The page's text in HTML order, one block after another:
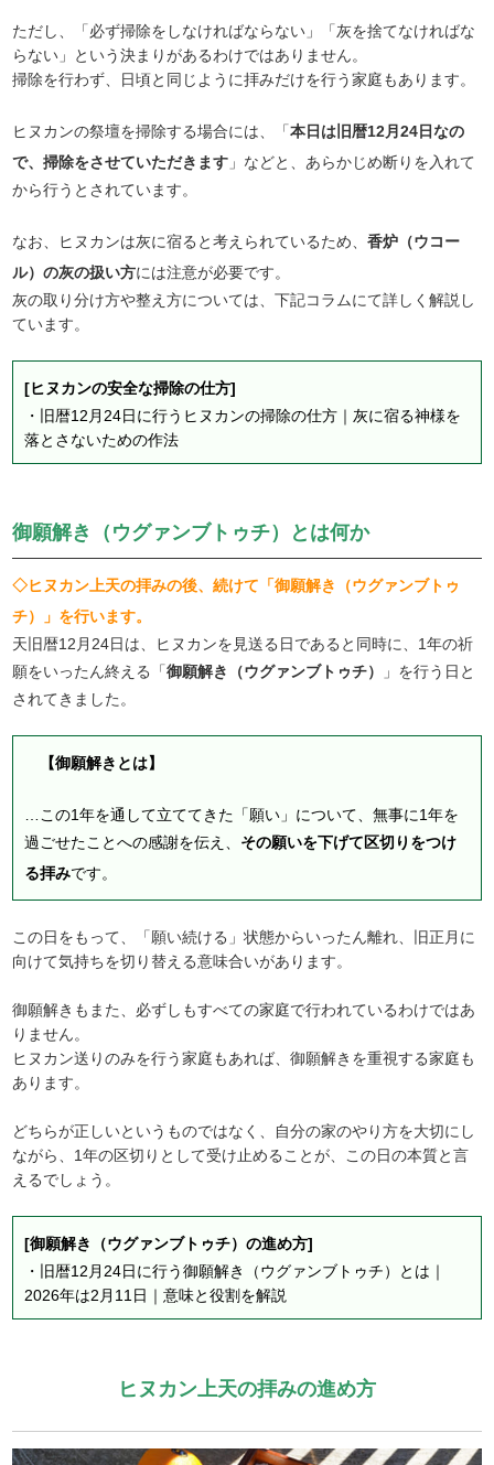
ただし、「必ず掃除をしなければならない」「灰を捨てなければな
らない」という決まりがあるわけではありません。
掃除を行わず、日頃と同じように拝みだけを行う家庭もあります。
ヒヌカンの祭壇を掃除する場合には、「本日は旧暦12月24日なの
で、掃除をさせていただきます 」などと、あらかじめ断りを入れて
から行うとされています。
なお、ヒヌカンは灰に宿ると考えられているため、香炉（ウコー
ル）の灰の扱い方には注意が必要です。
灰の取り分け方や整え方については、下記コラムにて詳しく解説し
ています。
[ヒヌカンの安全な掃除の仕方]
・
旧暦12月24日に行うヒヌカンの掃除の仕方｜灰に宿る神様を
落とさないための作法
御願解き（ウグァンブトゥチ）とは何か
◇ヒヌカン上天の拝みの後、続けて「御願解き（ウグァンブトゥ
チ）」を行います。
天旧暦12月24日は、ヒヌカンを見送る日であると同時に、1年の祈
願をいったん終える「御願解き（ウグァンブトゥチ）
」を行う日と
されてきました。
【御願解きとは】
…この1年を通して立ててきた「願い」について、無事に1年を
過ごせたことへの感謝を伝え、 その願いを下げて区切りをつけ
る拝みです。
この日をもって、「願い続ける」状態からいったん離れ、旧正月に
向けて気持ちを切り替える意味合いがあります。
御願解きもまた、必ずしもすべての家庭で行われているわけではあ
りません。
ヒヌカン送りのみを行う家庭もあれば、御願解きを重視する家庭も
あります。
どちらが正しいというものではなく、自分の家のやり方を大切にし
ながら、1年の区切りとして受け止めることが、この日の本質と言
えるでしょう。
[御願解き（ウグァンブトゥチ）の進め方]
・
旧暦12月24日に行う御願解き（ウグァンブトゥチ）とは｜
2026年は2月11日｜意味と役割を解説
ヒヌカン上天の拝みの進め方